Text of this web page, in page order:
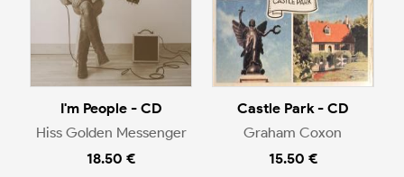
I'm People - CD
Hiss Golden Messenger
18.50 €
Castle Park - CD
Graham Coxon
15.50 €